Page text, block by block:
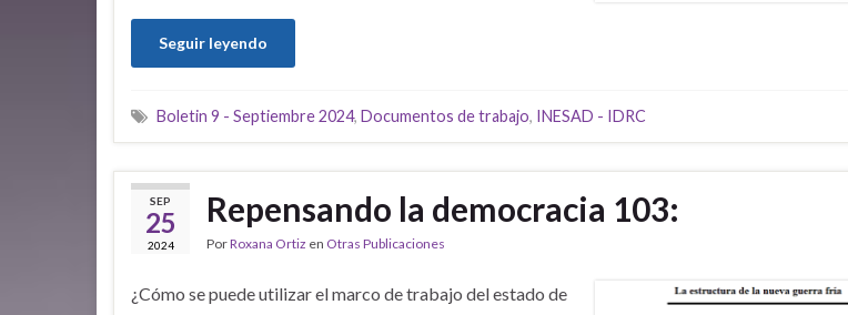
Seguir leyendo
Boletin 9 - Septiembre 2024, Documentos de trabajo, INESAD - IDRC
SEP
25
2024
Repensando la democracia 103:
PorRoxana Ortiz en Otras Publicaciones
¿Cómo se puede utilizar el marco de trabajo del estado de